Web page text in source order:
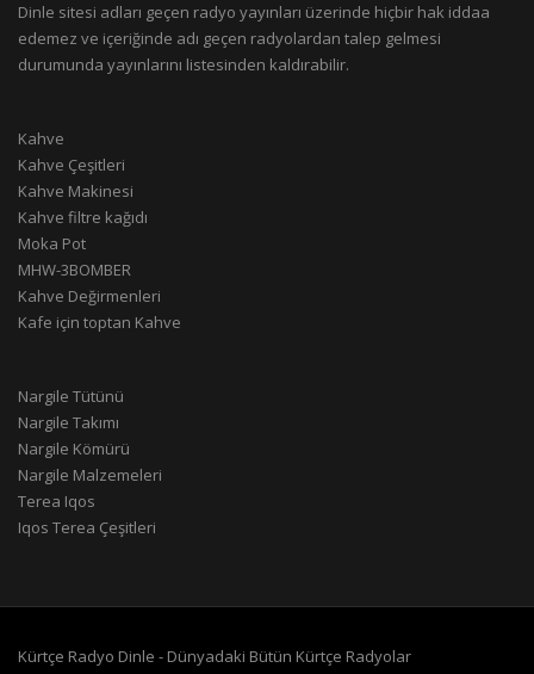
Dinle sitesi adları geçen radyo yayınları üzerinde hiçbir hak iddaa
edemez ve içeriğinde adı geçen radyolardan talep gelmesi
durumunda yayınlarını listesinden kaldırabilir.
Kahve
Kahve Çeşitleri
Kahve Makinesi
Kahve filtre kağıdı
Moka Pot
MHW-3BOMBER
Kahve Değirmenleri
Kafe için toptan Kahve
Nargile Tütünü
Nargile Takımı
Nargile Kömürü
Nargile Malzemeleri
Terea Iqos
Iqos Terea Çeşitleri
Kürtçe Radyo Dinle - Dünyadaki Bütün Kürtçe Radyolar